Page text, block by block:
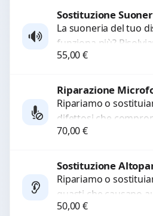
Sostituzione
La suoneria del tuo
funziona più?
a moduli audio
55,00€
Riparazione
Ripariamo o
difettosi che
audio delle
di...
70,00€
Sostituzione
Ripariamo o
guasti che causano
basso o assente.
50,00€